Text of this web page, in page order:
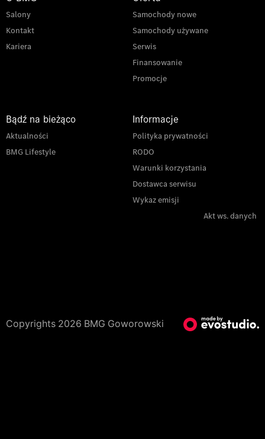
Salony
Kontakt
Kariera
Samochody nowe
Samochody używane
Serwis
Finansowanie
Promocje
Bądź na bieżąco
Aktualności
BMG Lifestyle
Informacje
Polityka prywatności
RODO
Warunki korzystania
Dostawca serwisu
Wykaz emisji
Akt ws. danych
Copyrights 2026 BMG Goworowski